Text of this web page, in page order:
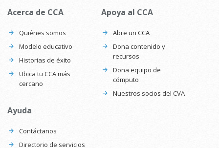
Acerca de CCA
Quiénes somos
Modelo educativo
Historias de éxito
Ubica tu CCA más
cercano
Apoya al CCA
Abre un CCA
Dona contenido y
recursos
Dona equipo de
cómputo
Nuestros socios del CVA
Ayuda
Contáctanos
Directorio de servicios